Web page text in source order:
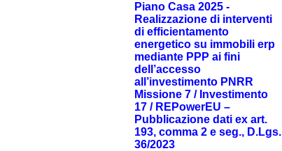
Piano Casa 2025 -
Realizzazione di interventi
di efficientamento
energetico su immobili erp
mediante PPP ai fini
dell’accesso
all’investimento PNRR
Missione 7 / Investimento
17 / REPowerEU –
Pubblicazione dati ex art.
193, comma 2 e seg., D.Lgs.
36/2023